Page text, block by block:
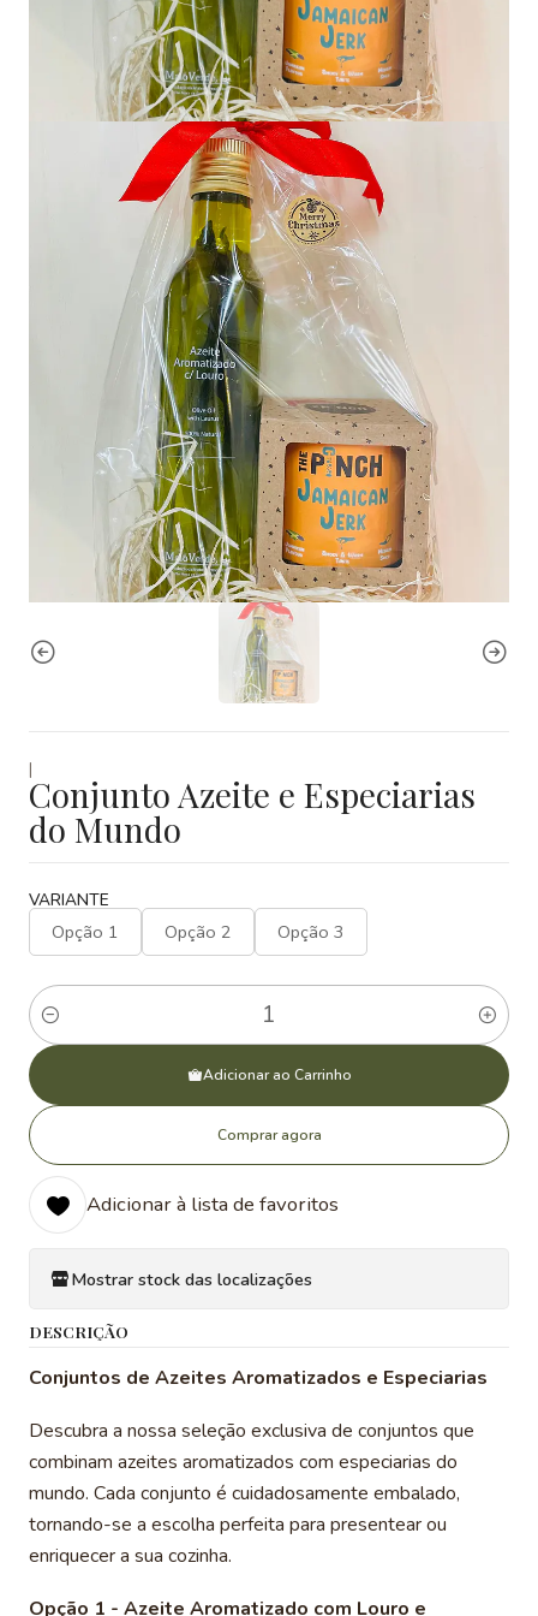
|
Conjunto Azeite e Especiarias
do Mundo
VARIANTE
Opção 1 Opção 2 Opção 3
Quantidade
Adicionar ao Carrinho
Comprar agora
Adicionar à lista de favoritos
Mostrar stock das localizações
DESCRIÇÃO
Conjuntos de Azeites Aromatizados e Especiarias
Descubra a nossa seleção exclusiva de conjuntos que
combinam azeites aromatizados com especiarias do
mundo. Cada conjunto é cuidadosamente embalado,
tornando-se a escolha perfeita para presentear ou
enriquecer a sua cozinha.
Opção 1 - Azeite Aromatizado com Louro e